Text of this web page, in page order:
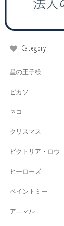
Category
星の王子様
ピカソ
ネコ
クリスマス
ビクトリア・ロウ
ヒーローズ
ペイントミー
アニマル